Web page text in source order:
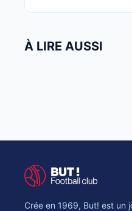
À LIRE AUSSI
Crée en 1969, But! est un